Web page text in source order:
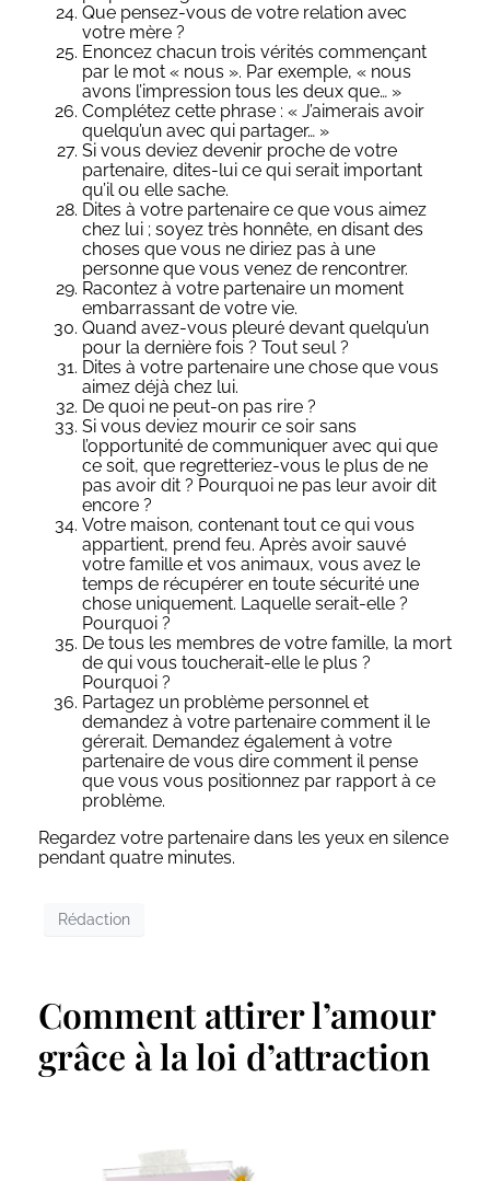
Que pensez-vous de votre relation avec
votre mère ?
Enoncez chacun trois vérités commençant
par le mot « nous ». Par exemple, « nous
avons l’impression tous les deux que… »
Complétez cette phrase : « J’aimerais avoir
quelqu’un avec qui partager… »
Si vous deviez devenir proche de votre
partenaire, dites-lui ce qui serait important
qu’il ou elle sache.
Dites à votre partenaire ce que vous aimez
chez lui ; soyez très honnête, en disant des
choses que vous ne diriez pas à une
personne que vous venez de rencontrer.
Racontez à votre partenaire un moment
embarrassant de votre vie.
Quand avez-vous pleuré devant quelqu’un
pour la dernière fois ? Tout seul ?
Dites à votre partenaire une chose que vous
aimez déjà chez lui.
De quoi ne peut-on pas rire ?
Si vous deviez mourir ce soir sans
l’opportunité de communiquer avec qui que
ce soit, que regretteriez-vous le plus de ne
pas avoir dit ? Pourquoi ne pas leur avoir dit
encore ?
Votre maison, contenant tout ce qui vous
appartient, prend feu. Après avoir sauvé
votre famille et vos animaux, vous avez le
temps de récupérer en toute sécurité une
chose uniquement. Laquelle serait-elle ?
Pourquoi ?
De tous les membres de votre famille, la mort
de qui vous toucherait-elle le plus ?
Pourquoi ?
Partagez un problème personnel et
demandez à votre partenaire comment il le
gérerait. Demandez également à votre
partenaire de vous dire comment il pense
que vous vous positionnez par rapport à ce
problème.
Regardez votre partenaire dans les yeux en silence
pendant quatre minutes.
Rédaction
Comment attirer l’amour
grâce à la loi d’attraction